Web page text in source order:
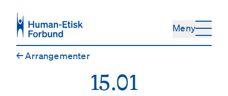
Meny
←Arrangementer
15.01